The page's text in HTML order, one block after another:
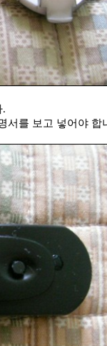
.
서를 보고 넣어야 합